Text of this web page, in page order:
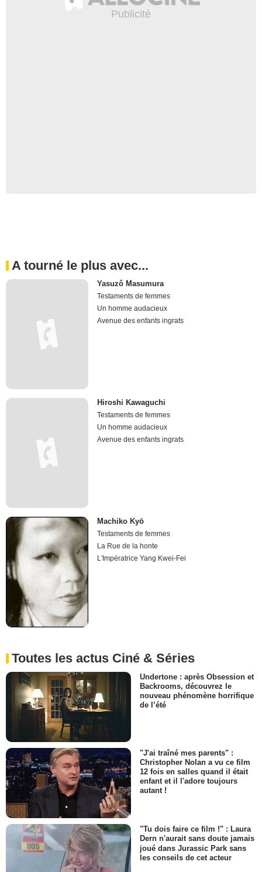
A tourné le plus avec...
Yasuzô Masumura
Testaments de femmes
Un homme audacieux
Avenue des enfants ingrats
Hiroshi Kawaguchi
Testaments de femmes
Un homme audacieux
Avenue des enfants ingrats
Machiko Kyō
Testaments de femmes
La Rue de la honte
L'Impératrice Yang Kwei-Fei
Toutes les actus Ciné & Séries
Undertone : après Obsession et
Backrooms, découvrez le
nouveau phénomène horrifique
de l’été
"J'ai traîné mes parents" :
Christopher Nolan a vu ce film
12 fois en salles quand il était
enfant et il l'adore toujours
autant !
"Tu dois faire ce film !" : Laura
Dern n'aurait sans doute jamais
joué dans Jurassic Park sans
les conseils de cet acteur